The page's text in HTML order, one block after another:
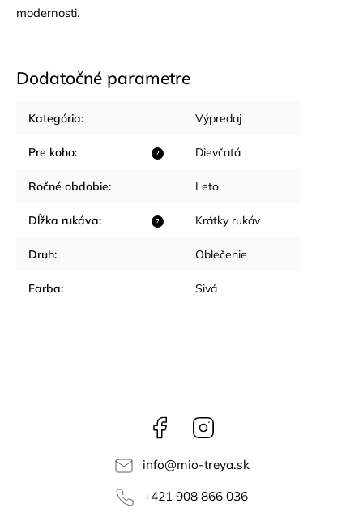
modernosti.
Dodatočné parametre
Kategória: Výpredaj
?
Pre koho: Dievčatá
Ročné obdobie: Leto
?
Dĺžka rukáva: Krátky rukáv
Druh: Oblečenie
Farba: Sivá
Facebook
info@mio-treya.sk
+421 908 866 036